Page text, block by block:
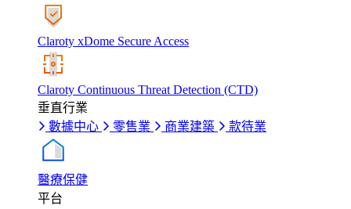
Claroty xDome Secure Access
Claroty Continuous Threat Detection (CTD)
垂直行業
數據中心
零售業 商業建築 款待業
醫療保健
平台